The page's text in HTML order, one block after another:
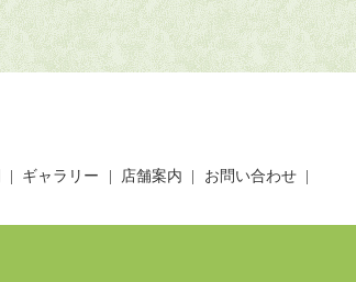
ギャラリー 店舗案内
お問い合わせ